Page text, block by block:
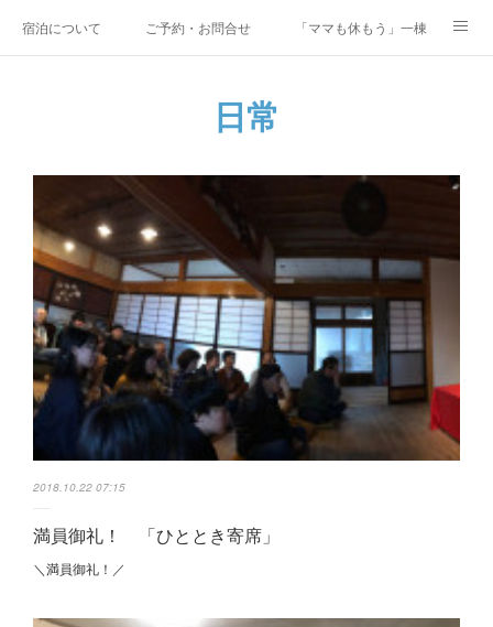
宿泊について ご予約・お問合せ 「ママも休もう」一棟貸しファ
上野尻集落のご案内
日常
2018.10.22 07:15
満員御礼！ 「ひととき寄席」
＼満員御礼！／